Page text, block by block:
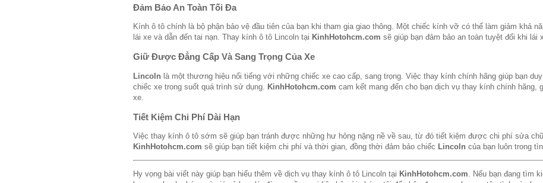
Đảm Bảo An Toàn Tối Đa
Kính ô tô chính là bộ phận bảo vệ đầu tiên của bạn khi tham gia giao thông. Một chiếc kính vỡ có thể làm giảm khả
lái xe và dẫn đến tai nạn. Thay kính ô tô Lincoln tại KinhHotohcm.com sẽ giúp bạn đảm bảo an toàn tuyệt đối khi lái
Giữ Được Đẳng Cấp Và Sang Trọng Của Xe
Lincoln là một thương hiệu nổi tiếng với những chiếc xe cao cấp, sang trọng. Việc thay kính chính hãng giúp bạn
chiếc xe trong suốt quá trình sử dụng. KinhHotohcm.com cam kết mang đến cho bạn dịch vụ thay kính chính hãng,
xe.
Tiết Kiệm Chi Phí Dài Hạn
Việc thay kính ô tô sớm sẽ giúp bạn tránh được những hư hỏng nặng nề về sau, từ đó tiết kiệm được chi phí sửa
KinhHotohcm.com sẽ giúp bạn tiết kiệm chi phí và thời gian, đồng thời đảm bảo chiếc Lincoln của bạn luôn trong
Hy vọng bài viết này giúp bạn hiểu thêm về dịch vụ thay kính ô tô Lincoln tại KinhHotohcm.com. Nếu bạn đang tìm